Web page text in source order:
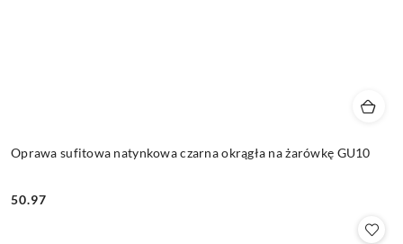
Oprawa sufitowa natynkowa czarna okrągła na żarówkę GU10
Cena:
50.97